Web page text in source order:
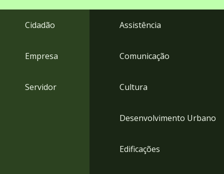
rodapé
Cidadão
Empresa
Servidor
Assistência
Comunicação
Cultura
Desenvolvimento Urbano
Edificações